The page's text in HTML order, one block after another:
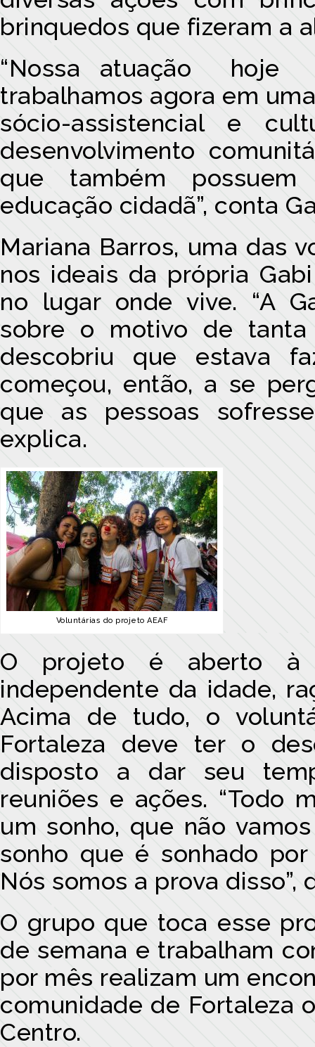
brinquedos que fizeram a
“Nossa atuação hoje
trabalhamos agora em
sócio-assistencial e
desenvolvimento
que também
educação cidadã”, conta
Mariana Barros, uma das
nos ideais da própria
no lugar onde vive. “A
sobre o motivo de
descobriu que estava
começou, então, a se
que as pessoas
explica.
Voluntárias do projeto AEAF
O projeto é aberto à
independente da idade,
Acima de tudo, o
Fortaleza deve ter o
disposto a dar seu
reuniões e ações. “Todo
um sonho, que não
sonho que é sonhado
Nós somos a prova disso”,
O grupo que toca esse
de semana e trabalham
por mês realizam um
comunidade de Fortaleza
Centro.